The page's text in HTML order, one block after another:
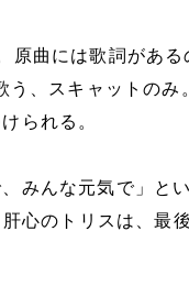
原曲には歌詞がある
う、スキャットのみ
られる。
みんな元気で」と
心のトリスは、最